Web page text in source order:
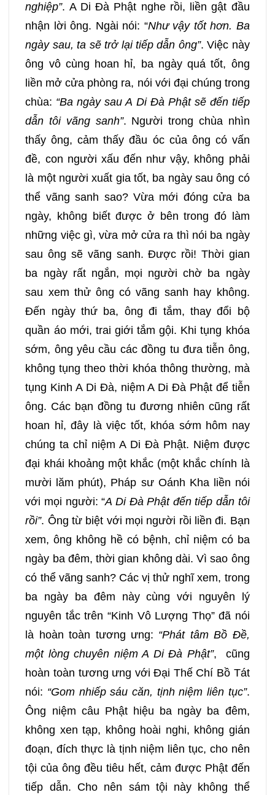
nghiệp”. A Di Đà Phật nghe rồi, liền gật đầu
nhận lời ông. Ngài nói: “Như vậy tốt hơn. Ba
ngày sau, ta sẽ trở lại tiếp dẫn ông”. Việc này
ông vô cùng hoan hỉ, ba ngày quá tốt, ông
liền mở cửa phòng ra, nói với đại chúng trong
chùa: “Ba ngày sau A Di Đà Phật sẽ đến tiếp
dẫn tôi vãng sanh”. Người trong chùa nhìn
thấy ông, cảm thấy đầu óc của ông có vấn
đề, con người xấu đến như vậy, không phải
là một người xuất gia tốt, ba ngày sau ông có
thể vãng sanh sao? Vừa mới đóng cửa ba
ngày, không biết được ở bên trong đó làm
những việc gì, vừa mở cửa ra thì nói ba ngày
sau ông sẽ vãng sanh. Được rồi! Thời gian
ba ngày rất ngắn, mọi người chờ ba ngày
sau xem thử ông có vãng sanh hay không.
Đến ngày thứ ba, ông đi tắm, thay đổi bộ
quần áo mới, trai giới tắm gội. Khi tụng khóa
sớm, ông yêu cầu các đồng tu đưa tiễn ông,
không tụng theo thời khóa thông thường, mà
tụng Kinh A Di Đà, niệm A Di Đà Phật để tiễn
ông. Các bạn đồng tu đương nhiên cũng rất
hoan hỉ, đây là việc tốt, khóa sớm hôm nay
chúng ta chỉ niệm A Di Đà Phật. Niệm được
đại khái khoảng một khắc (một khắc chính là
mười lăm phút), Pháp sư Oánh Kha liền nói
với mọi người: “A Di Đà Phật đến tiếp dẫn tôi
rồi”. Ông từ biệt với mọi người rồi liền đi. Bạn
xem, ông không hề có bệnh, chỉ niệm có ba
ngày ba đêm, thời gian không dài. Vì sao ông
có thể vãng sanh? Các vị thử nghĩ xem, trong
ba ngày ba đêm này cùng với nguyên lý
nguyên tắc trên “Kinh Vô Lượng Thọ” đã nói
là hoàn toàn tương ưng: “Phát tâm Bồ Đề,
một lòng chuyên niệm A Di Đà Phật”, cũng
hoàn toàn tương ưng với Đại Thế Chí Bồ Tát
nói: “Gom nhiếp sáu căn, tịnh niệm liên tục”.
Ông niệm câu Phật hiệu ba ngày ba đêm,
không xen tạp, không hoài nghi, không gián
đoạn, đích thực là tịnh niệm liên tục, cho nên
tội của ông đều tiêu hết, cảm được Phật đến
tiếp dẫn. Cho nên sám tội này không thể